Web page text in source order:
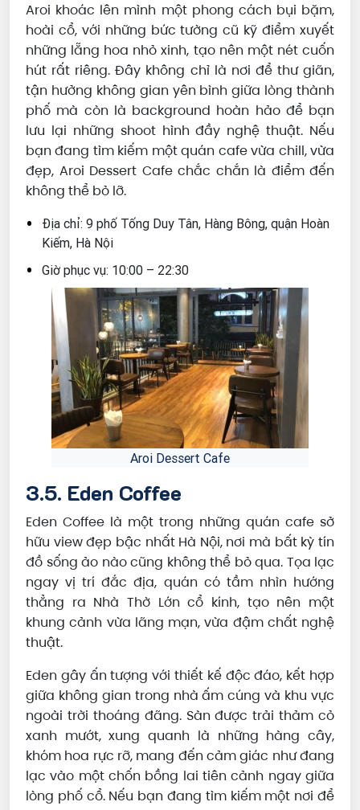
Aroi khoác lên mình một phong cách bụi bặm,
hoài cổ, với những bức tường cũ kỹ điểm xuyết
những lẵng hoa nhỏ xinh, tạo nên một nét cuốn
hút rất riêng. Đây không chỉ là nơi để thư giãn,
tận hưởng không gian yên bình giữa lòng thành
phố mà còn là background hoàn hảo để bạn
lưu lại những shoot hình đầy nghệ thuật. Nếu
bạn đang tìm kiếm một quán cafe vừa chill, vừa
đẹp, Aroi Dessert Cafe chắc chắn là điểm đến
không thể bỏ lỡ.
Địa chỉ: 9 phố Tống Duy Tân, Hàng Bông, quận Hoàn
Kiếm, Hà Nội
Giờ phục vụ: 10:00 – 22:30
Aroi Dessert Cafe
3.5. Eden Coffee
Eden Coffee là một trong những quán cafe sở
hữu view đẹp bậc nhất Hà Nội, nơi mà bất kỳ tín
đồ sống ảo nào cũng không thể bỏ qua. Tọa lạc
ngay vị trí đắc địa, quán có tầm nhìn hướng
thẳng ra Nhà Thờ Lớn cổ kính, tạo nên một
khung cảnh vừa lãng mạn, vừa đậm chất nghệ
thuật.
Eden gây ấn tượng với thiết kế độc đáo, kết hợp
giữa không gian trong nhà ấm cúng và khu vực
ngoài trời thoáng đãng. Sàn được trải thảm cỏ
xanh mướt, xung quanh là những hàng cây,
khóm hoa rực rỡ, mang đến cảm giác như đang
lạc vào một chốn bồng lai tiên cảnh ngay giữa
lòng phố cổ. Nếu bạn đang tìm kiếm một nơi để